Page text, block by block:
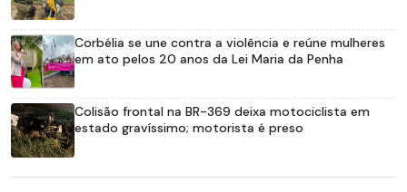
Corbélia se une contra a violência e reúne mulheres
em ato pelos 20 anos da Lei Maria da Penha
Colisão frontal na BR-369 deixa motociclista em
estado gravíssimo; motorista é preso